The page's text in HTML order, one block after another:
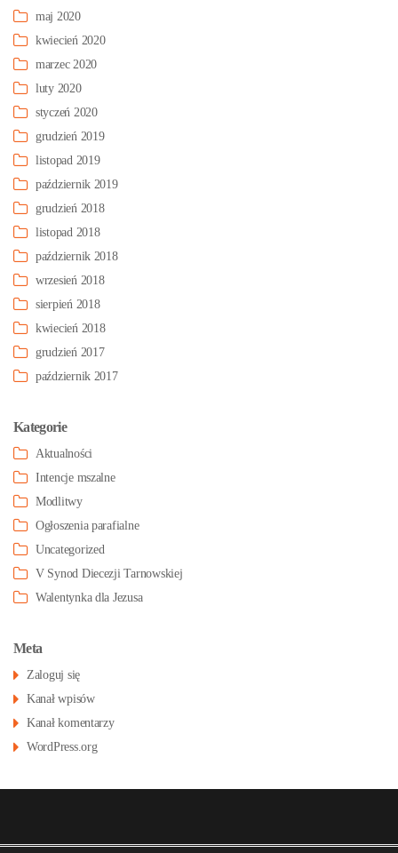
maj 2020
kwiecień 2020
marzec 2020
luty 2020
styczeń 2020
grudzień 2019
listopad 2019
październik 2019
grudzień 2018
listopad 2018
październik 2018
wrzesień 2018
sierpień 2018
kwiecień 2018
grudzień 2017
październik 2017
Kategorie
Aktualności
Intencje mszalne
Modlitwy
Ogłoszenia parafialne
Uncategorized
V Synod Diecezji Tarnowskiej
Walentynka dla Jezusa
Meta
Zaloguj się
Kanał wpisów
Kanał komentarzy
WordPress.org